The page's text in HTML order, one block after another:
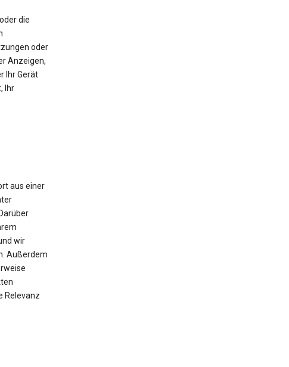
die
oder
Anzeigen,
Ihr Gerät
Ihr
aus einer
wir
Außerdem
Relevanz